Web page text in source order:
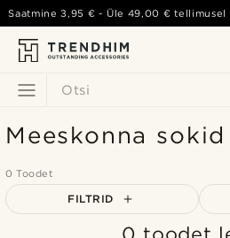
Otsi
Saatmine3,95 € - Üle 49,00 € tellimusel
Meeskonna sokid
0 Toodet
FILTRID